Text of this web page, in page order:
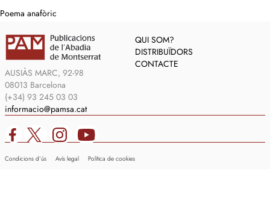
Poema anafòric
AUSIÀS MARC, 92-98
08013 Barcelona
(+34) 93 245 03 03
informacio@pamsa.cat
QUI SOM?
DISTRIBUÏDORS
CONTACTE
Condicions d’ús Avís legal Política de cookies